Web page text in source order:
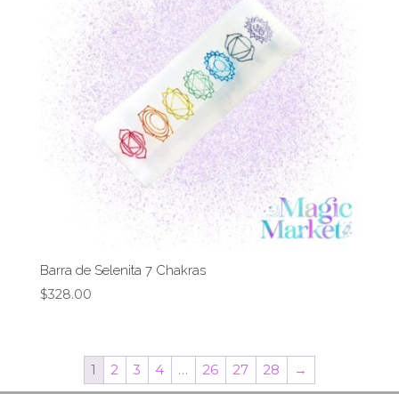
Barra de Selenita 7 Chakras
$328.00
1 2 3 4 … 26 27 28 →